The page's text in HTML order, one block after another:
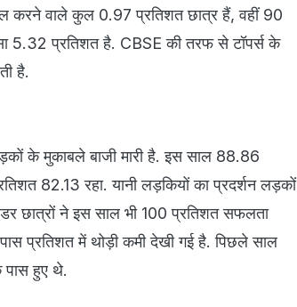
करने वाले कुल 0.97 प्रतिशत छात्र हैं, वहीं 90
5.32 प्रतिशत है. CBSE की तरफ से टॉपर्स के
है.
के मुकाबले बाजी मारी है. इस साल 88.86
82.13 रहा. यानी लड़कियों का प्रदर्शन लड़कों
छात्रों ने इस साल भी 100 प्रतिशत सफलता
प्रतिशत में थोड़ी कमी देखी गई है. पिछले साल
हुए थे.